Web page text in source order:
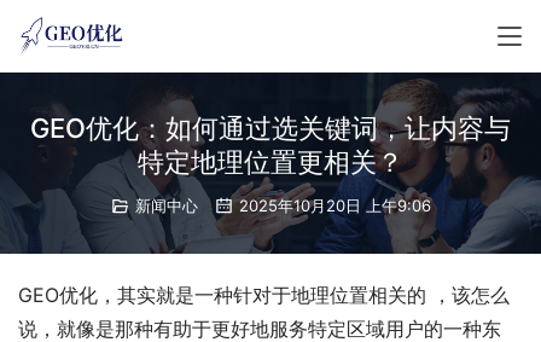
GEO优化：如何通过选关键词，让内容与
特定地理位置更相关？
新闻中心 2025年10月20日 上午9:06
GEO优化，其实就是一种针对于地理位置相关的 ，该怎么
说，就像是那种有助于更好地服务特定区域用户的一种东